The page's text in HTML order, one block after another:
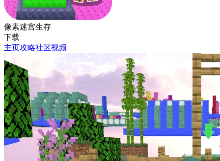
像素迷宫生存
下载
主页攻略社区视频